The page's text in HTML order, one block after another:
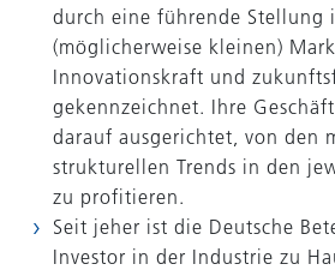
durch eine führende Stellung
(möglicherweise kleinen)
Innovationskraft und
gekennzeichnet. Ihre
darauf ausgerichtet, von den
strukturellen Trends in den
zu profitieren.
Seit jeher ist die Deutsche
Investor in der Industrie zu